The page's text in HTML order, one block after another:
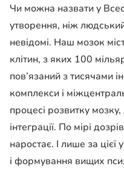
Чи можна назвати у
утворення, ніж
невідомі. Наш мозок
клітин, з яких 100
пов’язаний з тисячами
комплекси і
процесі розвитку
інтеграції. По мірі
наростає. І лише за
і формування вищих